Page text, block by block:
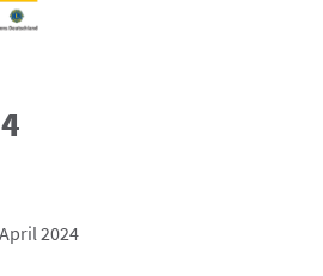
2024